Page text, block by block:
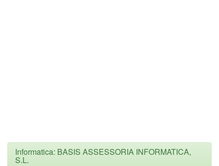
Informatica: BASIS ASSESSORIA INFORMATICA,
S.L.